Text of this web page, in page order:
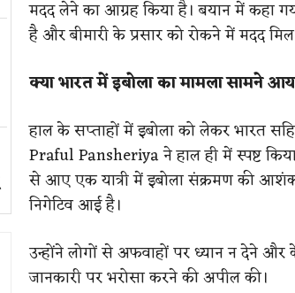
मदद लेने का आग्रह किया है। बयान में कहा
है और बीमारी के प्रसार को रोकने में मदद
क्या भारत में इबोला का मामला सामने
हाल के सप्ताहों में इबोला को लेकर भारत
Praful Pansheriya ने हाल ही में स्पष्ट
से आए एक यात्री में इबोला संक्रमण की
निगेटिव आई है।
उन्होंने लोगों से अफवाहों पर ध्यान न देने और
जानकारी पर भरोसा करने की अपील की।